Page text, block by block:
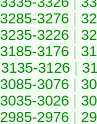
3285-3276 |
3235-3226 |
3185-3176 |
3135-3126 |
3085-3076 |
3035-3026 |
2985-2976 |